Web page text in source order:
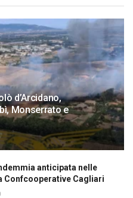
d’Arcidano,
Monserrato e
anticipata nelle
Confcooperative Cagliari